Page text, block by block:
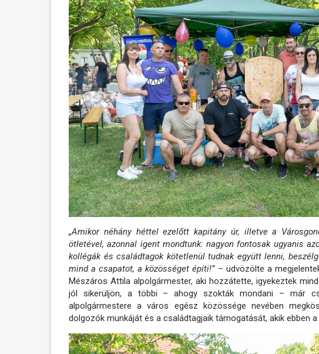
„Amikor néhány héttel ezelőtt kapitány úr, illetve a
ötletével, azonnal igent mondtunk: nagyon fontosak ugyanis
kollégák és családtagok kötetlenül tudnak együtt lenni,
mind a csapatot, a közösséget építi!”– üdvözölte a
Mészáros Attila alpolgármester, aki hozzátette, igyekeztek
jól sikerüljön, a többi – ahogy szokták mondani – már
alpolgármestere a város egész közössége nevében
dolgozók munkáját és a családtagjaik támogatását, akik ebben